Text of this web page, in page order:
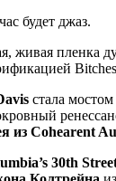
будет джаз.
живая пленка
стала
из Cohearent
30th